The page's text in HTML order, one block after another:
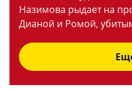
Назимова рыдает на
Дианой и Ромой,